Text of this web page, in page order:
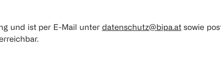
und ist per E-Mail unter datenschutz@bipa.at sowie